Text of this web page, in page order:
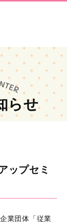
らせ
ップセミ
業団体「従業